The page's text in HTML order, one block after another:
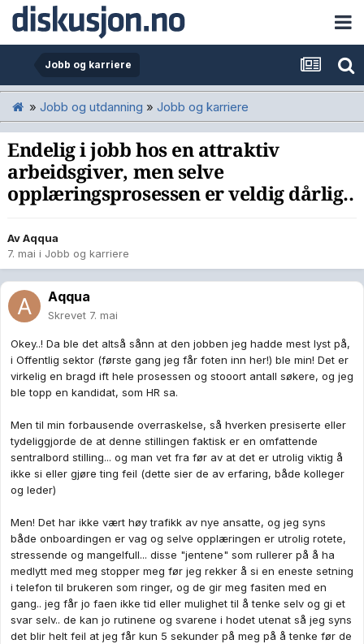
Jobb og karriere
» Jobb og utdanning » Jobb og karriere
Endelig i jobb hos en attraktiv
arbeidsgiver, men selve
opplæringsprosessen er veldig dårlig..
AvAqqua
7. mai i Jobb og karriere
Aqqua
Skrevet 7. mai
Okey..! Da ble det altså sånn at den jobben jeg hadde mest lyst på,
i Offentlig sektor (første gang jeg får foten inn her!) ble min! Det er
virkelig en bragd ift hele prosessen og stooort antall søkere, og jeg
ble topp en kandidat, som HR sa.
Men til min forbausende overraskelse, så hverken presiserte eller
tydeliggjorde de at denne stillingen faktisk er en omfattende
sentralbord stilling... og man vet fra før av at det er utrolig viktig å
ikke si eller gjøre ting feil (dette sier de av erfaring, både kolleger
og leder)
Men! Det har ikke vært høy trafikk av nye ansatte, og jeg syns
både onboardingen er vag og selve opplæringen er utrolig rotete,
stressende og mangelfull... disse "jentene" som rullerer på å ha
medlytt med meg stopper meg før jeg rekker å si en eneste setning
i telefon til brukeren som ringer, og de gir meg fasiten med en
gang.. jeg får jo faen ikke tid eller mulighet til å tenke selv og gi et
svar selv.. de kan jo rutinene og svarene i hodet utenat så jeg syns
det blir helt feil at jeg får kun 5 sekunder på meg på å tenke før de